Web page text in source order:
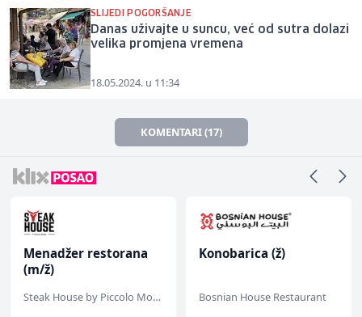
SLIJEDI POGORŠANJE
Danas uživajte u suncu, već od sutra dolazi
velika promjena vremena
18.05.2024. u 11:34
KOMENTARI (17)
Menadžer restorana
(m/ž)
Steak House by Piccolo Mondo
Konobarica (ž)
Bosnian House Restaurant